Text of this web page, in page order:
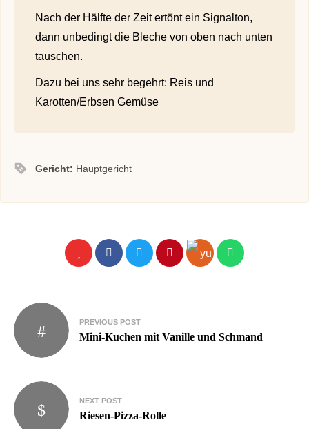
Nach der Hälfte der Zeit ertönt ein Signalton,
dann unbedingt die Bleche von oben nach unten
tauschen.
Dazu bei uns sehr begehrt: Reis und
Karotten/Erbsen Gemüse
Gericht: Hauptgericht
PREVIOUS POST
Mini-Kuchen mit Vanille und Schmand
NEXT POST
Riesen-Pizza-Rolle